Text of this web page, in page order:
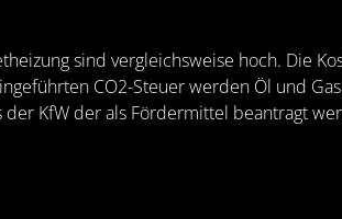
sind vergleichsweise hoch. Die
CO2-Steuer werden Öl und
KfW der als Fördermittel beantragt